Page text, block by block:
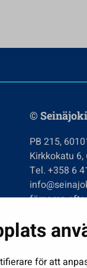
för att
©
PB 215,
Kirkkokatu
Tel. +358 6